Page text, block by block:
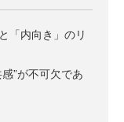
「内向き」のリ
”が不可欠であ